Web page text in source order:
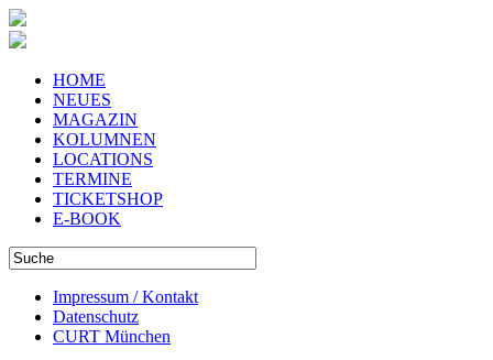
HOME
NEUES
MAGAZIN
KOLUMNEN
LOCATIONS
TERMINE
TICKETSHOP
E-BOOK
Impressum / Kontakt
Datenschutz
CURT München